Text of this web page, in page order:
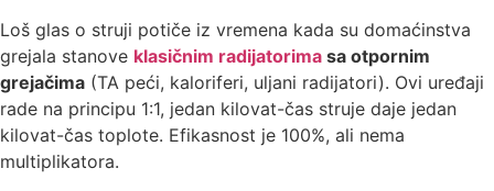
Loš glas o struji potiče iz vremena kada su domaćinstva
grejala stanove klasičnim radijatorima sa otpornim
grejačima (TA peći, kaloriferi, uljani radijatori). Ovi uređaji
rade na principu 1:1, jedan kilovat-čas struje daje jedan
kilovat-čas toplote. Efikasnost je 100%, ali nema
multiplikatora.